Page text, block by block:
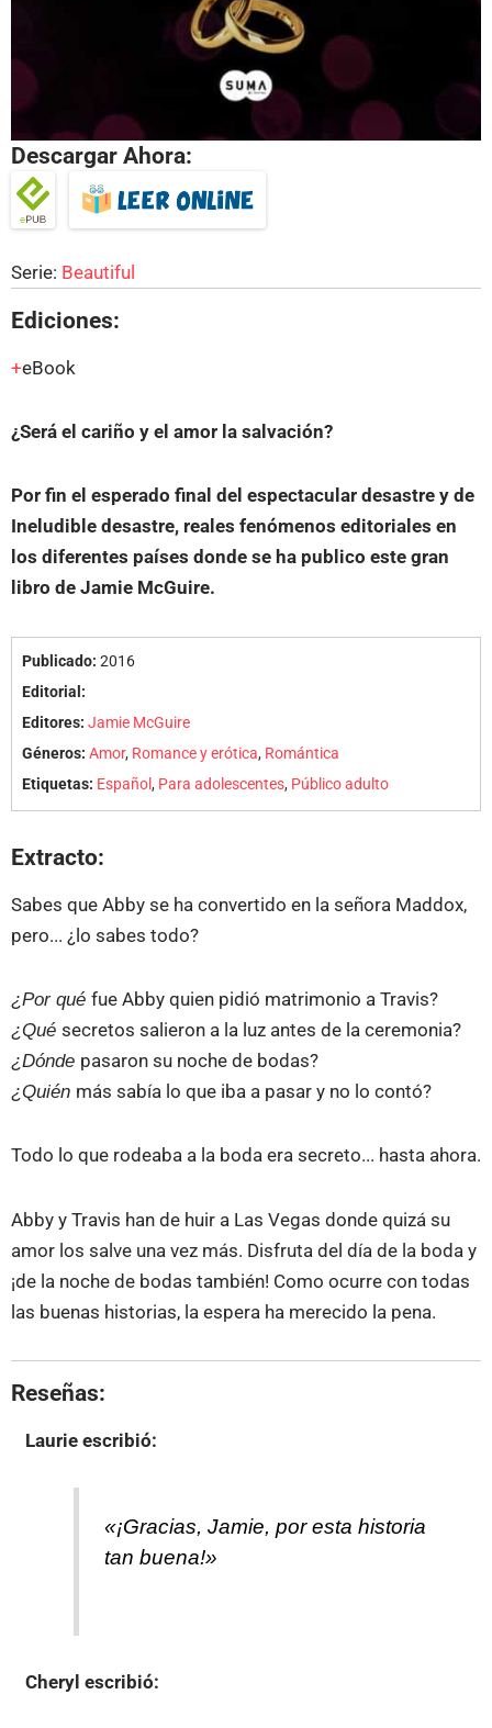
Descargar Ahora:
Serie: Beautiful
Ediciones:
eBook
¿Será el cariño y el amor la salvación?
Por fin el esperado final del espectacular desastre y de
Ineludible desastre, reales fenómenos editoriales en
los diferentes países donde se ha publico este gran
libro de Jamie McGuire.
Publicado: 2016
Editorial:
Editores: Jamie McGuire
Géneros: Amor, Romance y erótica, Romántica
Etiquetas: Español, Para adolescentes, Público adulto
Extracto:
Sabes que Abby se ha convertido en la señora Maddox,
pero... ¿lo sabes todo?
¿Por qué fue Abby quien pidió matrimonio a Travis?
¿Qué secretos salieron a la luz antes de la ceremonia?
¿Dónde pasaron su noche de bodas?
¿Quién más sabía lo que iba a pasar y no lo contó?
Todo lo que rodeaba a la boda era secreto... hasta ahora.
Abby y Travis han de huir a Las Vegas donde quizá su
amor los salve una vez más. Disfruta del día de la boda y
¡de la noche de bodas también! Como ocurre con todas
las buenas historias, la espera ha merecido la pena.
Reseñas:
Laurieescribió:
«¡Gracias, Jamie, por esta historia
tan buena!»
Cheryl escribió: